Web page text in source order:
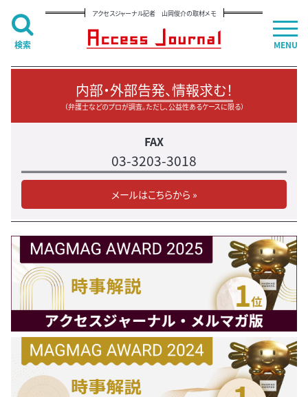
アクセスジャーナル記者 山岡俊介の取材メモ
内部・外部告発、情報求む！
（弁護士などのプロが調査。ただし、公益性あるケースに限る）
FAX
03-3203-3018
メールはこちらから »
MENU
検索